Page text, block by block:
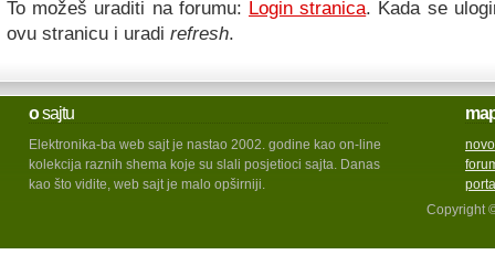
To možeš uraditi na forumu: Login stranica. Kada se
ovu stranicu i uradi refresh.
osajtu
Elektronika-ba web sajt je nastao 2002. godine kao on-line
kolekcija raznih shema koje su slali posjetioci sajta. Danas
kao što vidite, web sajt je malo opširniji.
Copyright